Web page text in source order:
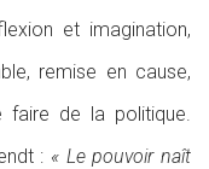
et imagination,
remise en cause,
faire de la politique.
: « Le pouvoir naît